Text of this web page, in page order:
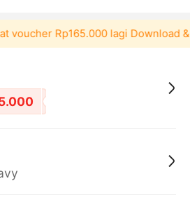
Rp165.000 lagi Download &